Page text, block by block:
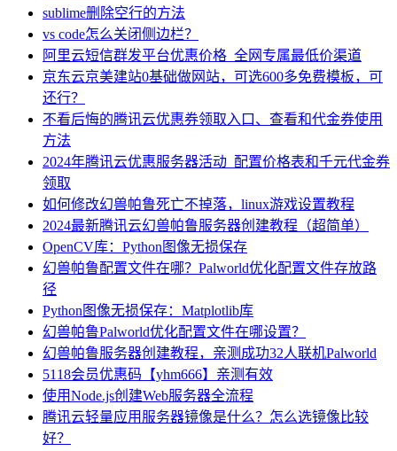
sublime删除空行的方法
vs code怎么关闭侧边栏？
阿里云短信群发平台优惠价格_全网专属最低价渠道
京东云京美建站0基础做网站，可选600多免费模板，可
还行？
不看后悔的腾讯云优惠券领取入口、查看和代金券使用
方法
2024年腾讯云优惠服务器活动_配置价格表和千元代金券
领取
如何修改幻兽帕鲁死亡不掉落，linux游戏设置教程
2024最新腾讯云幻兽帕鲁服务器创建教程（超简单）
OpenCV库：Python图像无损保存
幻兽帕鲁配置文件在哪？Palworld优化配置文件存放路
径
Python图像无损保存：Matplotlib库
幻兽帕鲁Palworld优化配置文件在哪设置？
幻兽帕鲁服务器创建教程，亲测成功32人联机Palworld
5118会员优惠码【yhm666】亲测有效
使用Node.js创建Web服务器全流程
腾讯云轻量应用服务器镜像是什么？怎么选镜像比较
好？